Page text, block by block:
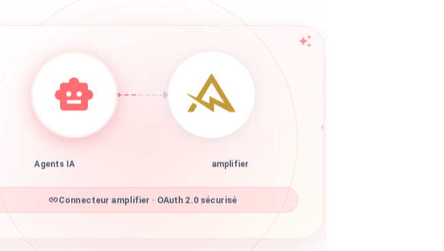
Agents IA amplifier
Connecteur amplifier · OAuth 2.0 sécurisé